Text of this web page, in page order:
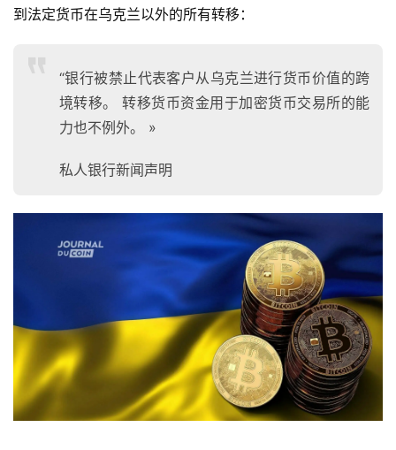
到法定货币在乌克兰以外的所有转移：
“银行被禁止代表客户从乌克兰进行货币价值的跨
境转移。 转移货币资金用于加密货币交易所的能
力也不例外。 »
私人银行新闻声明